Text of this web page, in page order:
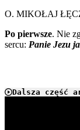
O. MIKOŁAJ
Po pierwsze. Nie
sercu: Panie Jezu
Dalsza część